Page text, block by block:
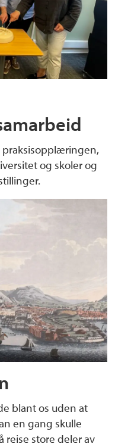
praksisopplæringen,
og skoler og
blant os uden at
en gang skulle
reise store deler av